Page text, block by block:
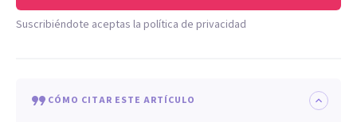
Suscribiéndote aceptas la política de privacidad
CÓMO CITAR ESTE ARTÍCULO